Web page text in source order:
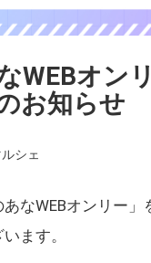
WEBオン
お知らせ
シェ
なWEBオンリー」
ます。